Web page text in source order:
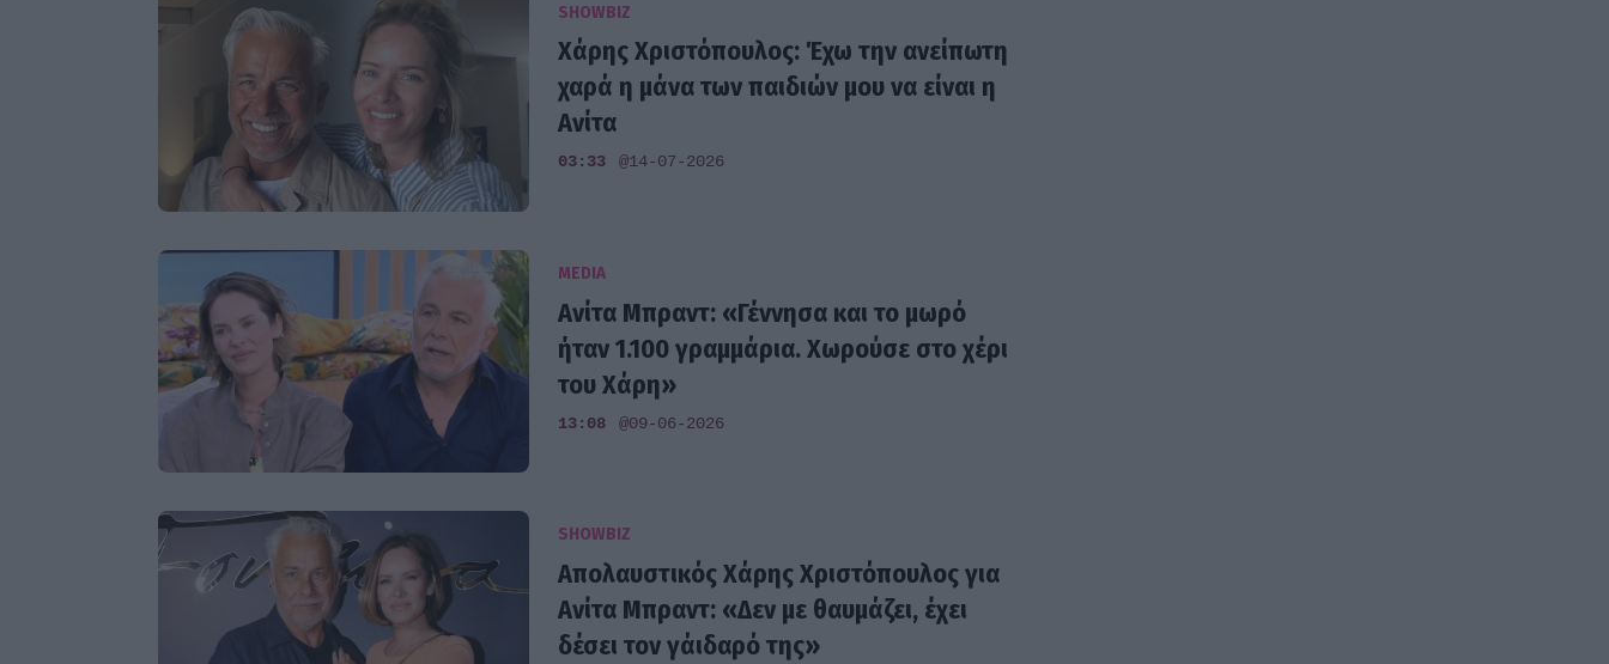
SHOWBIZ
Χάρης Χριστόπουλος: Έχω την ανείπωτη
χαρά η μάνα των παιδιών μου να είναι η
Ανίτα
03:33 @14-07-2026
MEDIA
Ανίτα Μπραντ: «Γέννησα και το μωρό
ήταν 1.100 γραμμάρια. Χωρούσε στο χέρι
του Χάρη»
13:08 @09-06-2026
SHOWBIZ
Απολαυστικός Χάρης Χριστόπουλος για
Ανίτα Μπραντ: «Δεν με θαυμάζει, έχει
δέσει τον γάιδαρό της»